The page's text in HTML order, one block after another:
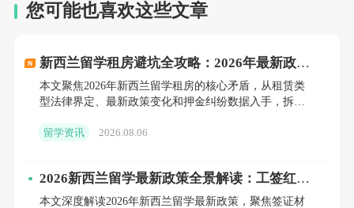
最新的官方信息，以确保申请的成功。
1. 学生签证（Student Visa）：这是大多数留学生
您可能也喜欢这些文章
新西兰留学租房避坑全攻略：2026年最新政策
解读与实战策略，守护你的海外安居权益
本文聚焦2026年新西兰留学租房的核心矛盾，从租赁类
型法律界定、最新政策变化和押金纠纷数据入手，拆解
住建档、权责
留学资讯 2026.08.06
2026新西兰留学最新政策全景解读：工签红
利、签证优化与申请时间轴
本文深度解读2026年新西兰留学最新政策，聚焦签证材